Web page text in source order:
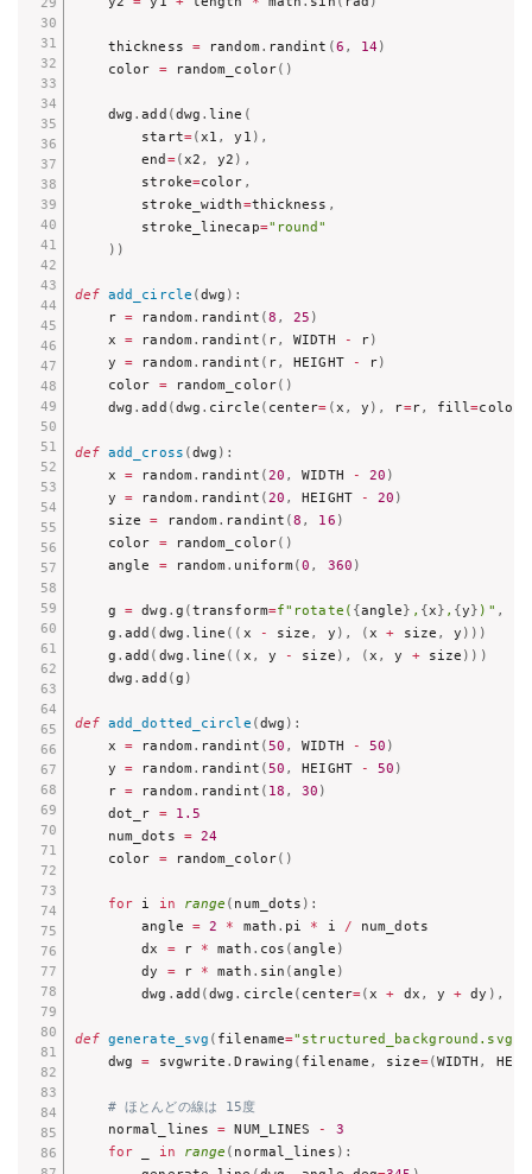
    thickness
= random. randint (6 , 14)
    color
= random_color( )
    dwg
.add (dwg .line (
        start
=(x1 , y1 ) ,
        end
=(x2 , y2 ) ,
        stroke
=color ,
        stroke_width
=thickness ,
        stroke_linecap
="round"
) )
def add_circle (dwg ) :
    r
= random. randint (8 , 25 )
    x
= random. randint ( r, WIDTH - r)
    y
= random. randint ( r, HEIGHT - r)
    color
= random_color( )
    dwg
.add (dwg . circle ( center= (x , y ) , r=r, fill=color
def add_cross (dwg ) :
    x
= random. randint (20 , WIDTH - 20 )
    y
= random. randint (20 , HEIGHT - 20 )
    size
= random. randint (8 , 16 )
    color
= random_color( )
    angle
= random. uniform(0 , 360 )
    g
= dwg . g (transform=f"rotate( {angle} , {x} , {y} )" ,
    g
.add ( dwg . line ( ( x - size , y ) , (x + size , y ) ) )
    g
.add ( dwg . line ( ( x , y - size ) , (x , y + size ) ) )
    dwg
.add (g )
def add_dotted_circle (dwg ) :
    x
= random. randint (50 , WIDTH - 50 )
    y
= random. randint (50 , HEIGHT - 50 )
    r
= random. randint ( 18 , 30 )
    dot_r
= 1.5
    num_dots
= 24
    color
= random_color( )
for i in range ( num_dots ) :
        angle
= 2 * math . pi * i / num_dots
        dx
= r * math . cos (angle )
        dy
= r * math . sin (angle )
        dwg
. add (dwg . circle ( center=(x + dx , y + dy ) ,
def generate_svg ( filename="structured_background.svg"
    dwg
= svgwrite .Drawing ( filename , size=(WIDTH ,
# ほとんどの線は 15度
    normal_lines
= NUM_LINES -
3
for
in range ( normal_lines ) :